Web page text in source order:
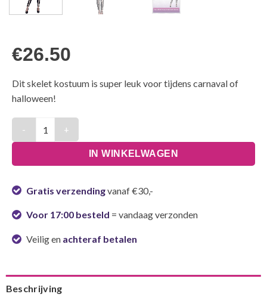
€26.50
Dit skelet kostuum is super leuk voor tijdens carnaval of
halloween!
IN WINKELWAGEN
Gratis verzendingvanaf €30,-
Voor 17:00 besteld = vandaag verzonden
Veilig en achteraf betalen
Beschrijving